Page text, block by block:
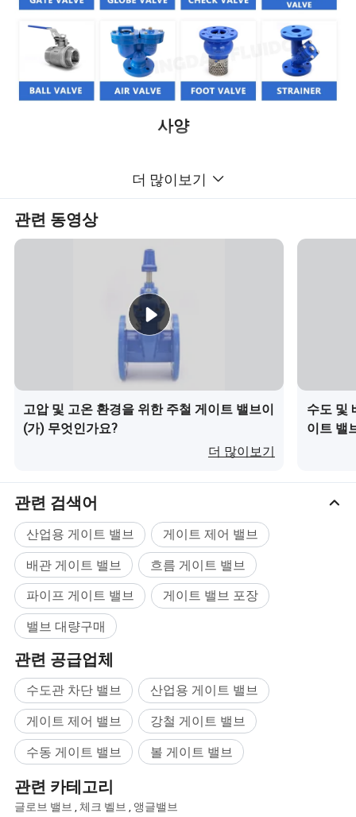
사양
시리즈
크기
DN40-DN1200
GB/T 12232-2005 DIN3352, EN593, MSS
GB/T 13927-1992
DIN2532, DIN2533
바디
CI/DI/WCB/ALB/CF8/CF8M
DI/ALB/고무 라이닝 디스
크/1.2501/1.4529/CF8/하스텔로이 알로
스템
좌석
NBR/Hypalon/ePDM/Neoprene/NR/내마
모성 EPDM/Silicon/내열성 EPDM/White
EPDM/ePDM(/PTFE
적절한 온도
10~90점
중간
상수, 하수, 바닷물, 공기, 증기, 음식, 의약
품, 기름, 알칼리, 소금 등
칭다오 투시 소개:
칭다오 플럭도 공업 주식회사., Ltd.는 전문 산업용 밸
브 제조업체로 R&D, 생산 절차 및 수출 사업에 경험이
풍부합니다. 우리는 버터플라이 밸브, 체크 밸브, 게
이트/나이프 게이트 밸브를 전문적으로 취급합니다.
더 많이보기
관련 동영상
고압 및 고온 환경을 위한 주철 게이트 밸브이
(가) 무엇인가요?
더 많이보기
수도 및
이트 밸
관련 검색어
산업용 게이트 밸브
게이트 제어 밸브
배관 게이트 밸브
흐름 게이트 밸브
파이프 게이트 밸브
게이트 밸브 포장
밸브 대량구매
관련 공급업체
수도관 차단 밸브
산업용 게이트 밸브
게이트 제어 밸브
강철 게이트 밸브
수동 게이트 밸브
볼 게이트 밸브
관련 카테고리
글로브 밸브 ,체크 벨브 , 앵글밸브